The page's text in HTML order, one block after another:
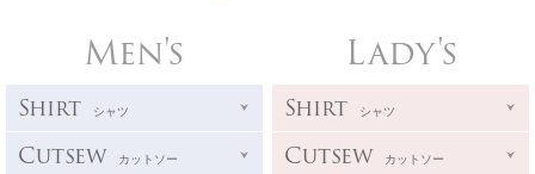
Men's
Shirt シャツ
Cutsew カットソー
Lady's
Shirt シャツ
Cutsew カットソー